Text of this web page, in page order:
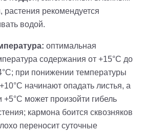
растения рекомендуется
водой.
оптимальная
содержания от +15°C до
при понижении температуры
начинают опадать листья, а
+5°C может произойти гибель
кармона боится сквозняков
переносит суточные